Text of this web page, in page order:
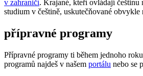
v zahraničí. Krajané, kteří ovládají češtinu
studium v češtině, uskutečňované
přípravné programy
Přípravné programy ti během jednoho
programů najdeš v našem portálu nebo se